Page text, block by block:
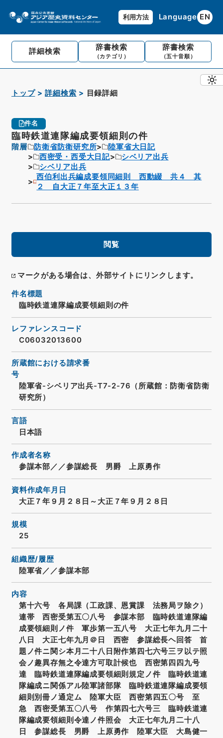
利用方法 Language EN
詳細検索 辞書検索
（カテゴリ）
辞書検索
（五十音順）
トップ 詳細検索 目録詳細
件名
臨時鉄道連隊編成要領細則の件
階層 防衛省防衛研究所
陸軍省大日記
西密受・西受大日記
シベリア出兵
シベリア出兵
西伯利出兵編成要領同細則 西動綴 共４ 其
２ 自大正７年至大正１３年
閲覧
マークがある場合は、外部サイトにリンクします。
件名標題
臨時鉄道連隊編成要領細則の件
レファレンスコード
C06032013600
所蔵館における請求番
号
陸軍省-シベリア出兵-T7-2-76（所蔵館：防衛省防衛
研究所）
言語
日本語
作成者名称
参謀本部／／参謀総長 男爵 上原勇作
資料作成年月日
大正７年９月２８日～大正７年９月２８日
規模
25
組織歴/履歴
陸軍省／／参謀本部
内容
第十六号 各局課（工政課、恩賞課 法務局ヲ除ク）
連帯 西密受第五〇八号 参謀本部 臨時鉄道連隊編
成要領細則ノ件 軍歩第一五八号 大正七年九月二十
八日 大正七年九月＠日 西密 参謀総長ヘ回答 首
題ノ件ニ関シ本月二十八日附作第四七六号三ヲ以テ照
会ノ趣異存無之令達方可取計候也 西密第四四九号
達 臨時鉄道連隊編成要領細則規定ノ件 臨時鉄道連
隊編成ニ関係アル陸軍諸部隊 臨時鉄道連隊編成要領
細則別冊ノ通定ム 陸軍大臣 西密第四五〇号 至
急 西密受第五〇八号 作第四七六号三 臨時鉄道連
隊編成要領細則令達ノ件照会 大正七年九月二十八
日 参謀総長 男爵 上原勇作 陸軍大臣 大島健一